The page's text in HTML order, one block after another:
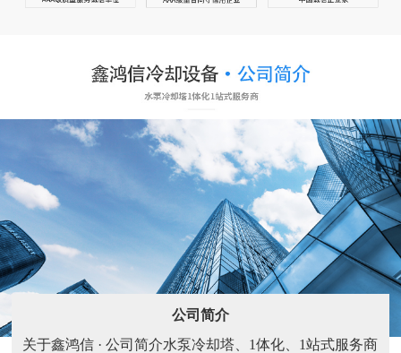
公司简介
关于鑫鸿信 · 公司简介水泵冷却塔、1体化、1站式服务商